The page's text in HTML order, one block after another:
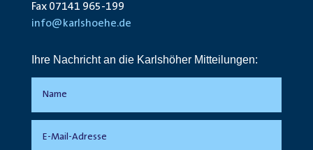
Fax 07141 965-199
info@karlshoehe.de
Ihre Nachricht an die Karlshöher Mitteilungen: